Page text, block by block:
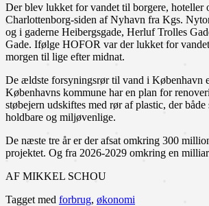
Der blev lukket for vandet til borgere, hoteller
Charlottenborg-siden af Nyhavn fra Kgs.
og i gaderne Heibergsgade, Herluf Trolles
Gade. Ifølge HOFOR var der lukket for
morgen til lige efter midnat.
De ældste forsyningsrør til vand i København
Københavns kommune har en plan for
støbejern udskiftes med rør af plastic, der
holdbare og miljøvenlige.
De næste tre år er der afsat omkring 300
projektet. Og fra 2026-2029 omkring en
AF MIKKEL SCHOU
Tagget med forbrug, økonomi